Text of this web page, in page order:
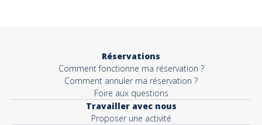
Réservations
Comment fonctionne ma réservation ?
Comment annuler ma réservation ?
Foire aux questions
Travailler avec nous
Proposer une activité